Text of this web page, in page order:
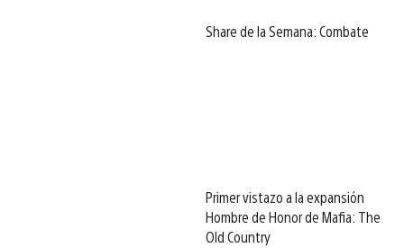
Share de la Semana: Combate
Primer vistazo a la expansión
Hombre de Honor de Mafia: The
Old Country